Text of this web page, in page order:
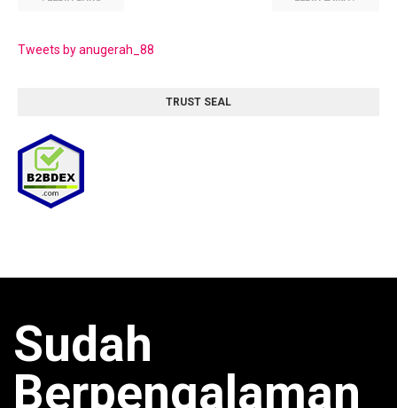
Tweets by anugerah_88
TRUST SEAL
Sudah
Berpengalaman